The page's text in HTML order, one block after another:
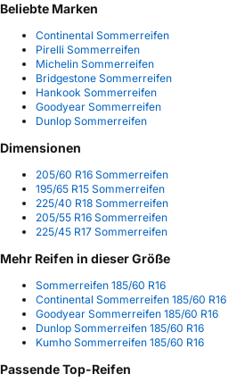
Beliebte Marken
Continental Sommerreifen
Pirelli Sommerreifen
Michelin Sommerreifen
Bridgestone Sommerreifen
Hankook Sommerreifen
Goodyear Sommerreifen
Dunlop Sommerreifen
Dimensionen
205/60 R16 Sommerreifen
195/65 R15 Sommerreifen
225/40 R18 Sommerreifen
205/55 R16 Sommerreifen
225/45 R17 Sommerreifen
Mehr Reifen in dieser Größe
Sommerreifen 185/60 R16
Continental Sommerreifen 185/60 R16
Goodyear Sommerreifen 185/60 R16
Dunlop Sommerreifen 185/60 R16
Kumho Sommerreifen 185/60 R16
Passende Top-Reifen